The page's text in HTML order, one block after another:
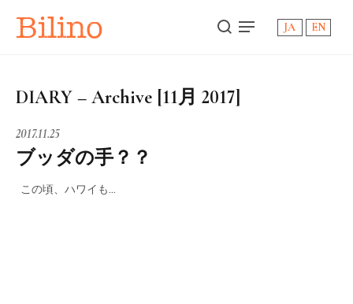
Bilino EN
JA
DIARY – Archive [11月 2017]
2017.11.25
ブッダの手？？
この頃、ハワイも…